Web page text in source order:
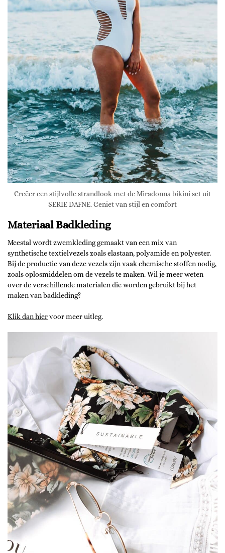
Creëer een stijlvolle strandlook met de Miradonna bikini set uit
SERIE DAFNE. Geniet van stijl en comfort
Materiaal Badkleding
Meestal wordt zwemkleding gemaakt van een mix van
synthetische textielvezels zoals elastaan, polyamide en polyester.
Bij de productie van deze vezels zijn vaak chemische stoffen nodig,
zoals oplosmiddelen om de vezels te maken. Wil je meer weten
over de verschillende materialen die worden gebruikt bij het
maken van badkleding?
Klik dan hiervoor meer uitleg.